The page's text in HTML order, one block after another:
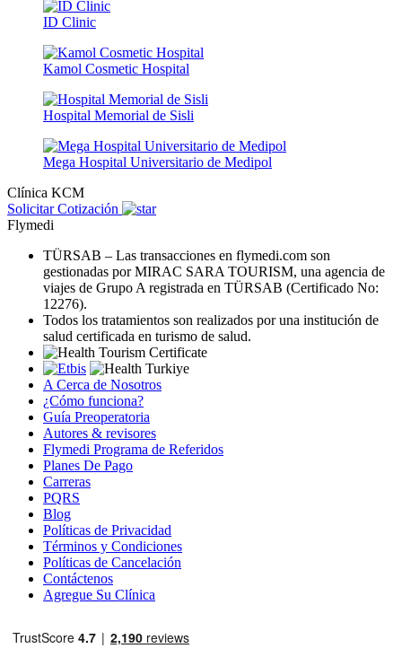
ID Clinic
Kamol Cosmetic Hospital
Hospital Memorial de Sisli
Mega Hospital Universitario de Medipol
Clínica KCM
Solicitar Cotización
Flymedi
TÜRSAB – Las transacciones en flymedi.com son
gestionadas por MIRAC SARA TOURISM, una agencia de
viajes de Grupo A registrada en TÜRSAB (Certificado No:
12276).
Todos los tratamientos son realizados por una institución de
salud certificada en turismo de salud.
A Cerca de Nosotros
¿Cómo funciona?
Guía Preoperatoria
Autores & revisores
Flymedi Programa de Referidos
Planes De Pago
Carreras
PQRS
Blog
Políticas de Privacidad
Términos y Condiciones
Políticas de Cancelación
Contáctenos
Agregue Su Clínica